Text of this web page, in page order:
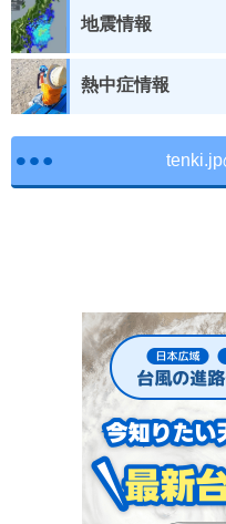
地震情報
熱中症情報
tenki.jp